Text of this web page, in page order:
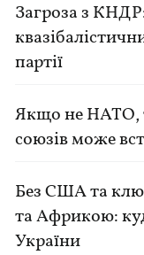
Загроза з
партії
Якщо не НАТО,
союзів може
Без США та
та Африкою:
України